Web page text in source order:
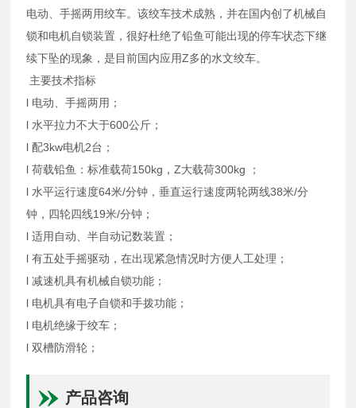
电动、手摇两用绞车。该绞车技术成熟，并在国内创了机械自
锁和电机自锁装置，很好杜绝了铅鱼可能出现的停车状态下继
续下坠的现象，是目前国内应用Z多的水文绞车。
主要技术指标
l 电动、手摇两用；
l 水平拉力不大于600公斤；
l 配3kw电机2台；
l 荷载铅鱼：标准载荷150kg，Z大载荷300kg ；
l 水平运行速度64米/分钟，垂直运行速度两轮两线38米/分
钟，四轮四线19米/分钟；
l 适用自动、半自动记数装置；
l 有五处手摇驱动，在出现紧急情况时方便人工处理；
l 减速机具有机械自锁功能；
l 电机具有电子自锁和手拨功能；
l 电机绝缘于绞车；
l 双槽防滑轮；
产品咨询